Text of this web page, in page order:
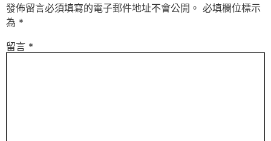
發佈留言必須填寫的電子郵件地址不會公開。 必填欄位標示
為 *
留言 *